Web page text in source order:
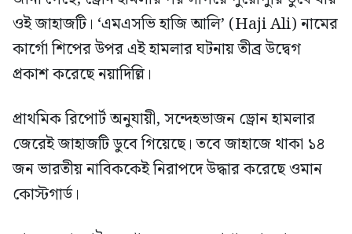
ওই জাহাজটি। ‘এমএসভি হাজি আলি’ (Haji Ali) নামের
কার্গো শিপের উপর এই হামলার ঘটনায় তীব্র উদ্বেগ
প্রকাশ করেছে নয়াদিল্লি।
প্রাথমিক রিপোর্ট অনুযায়ী, সন্দেহভাজন ড্রোন হামলার
জেরেই জাহাজটি ডুবে গিয়েছে। তবে জাহাজে থাকা ১৪
জন ভারতীয় নাবিককেই নিরাপদে উদ্ধার করেছে ওমান
কোস্টগার্ড।